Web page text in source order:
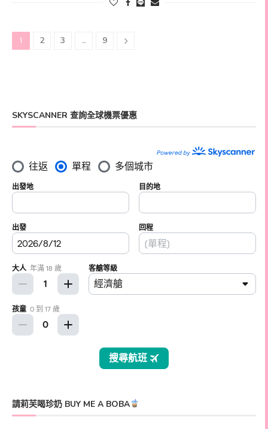
1 2 3 ... 9
SKYSCANNER 查詢全球機票優惠
請莉芙喝珍奶 BUY ME A BOBA